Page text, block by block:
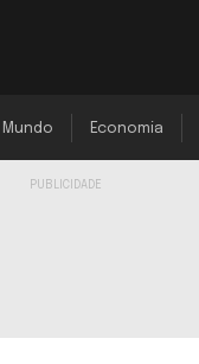
Mundo Economia